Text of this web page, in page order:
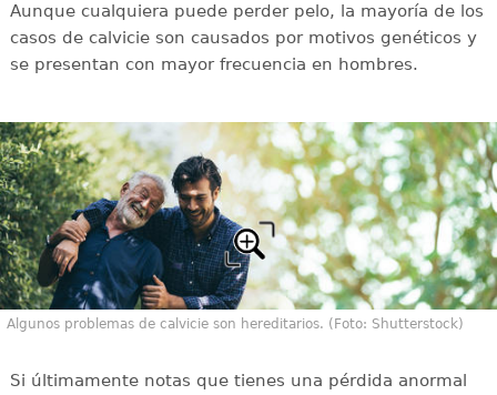
Aunque cualquiera puede perder pelo, la mayoría de los
casos de calvicie son causados por motivos genéticos y
se presentan con mayor frecuencia en hombres.
Algunos problemas de calvicie son hereditarios. (Foto: Shutterstock)
Si últimamente notas que tienes una pérdida anormal